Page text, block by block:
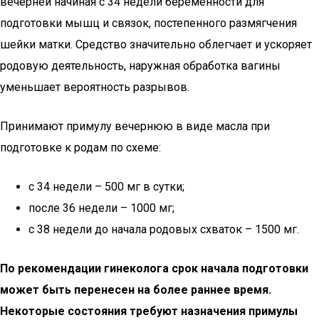
подготовки мышц и связок, постепенного размягчения
шейки матки. Средство значительно облегчает и ускоряет
родовую деятельность, наружная обработка вагины
уменьшает вероятность разрывов.
Принимают примулу вечернюю в виде масла при
подготовке к родам по схеме:
с 34 недели – 500 мг в сутки;
после 36 недели – 1000 мг;
с 38 недели до начала родовых схваток – 1500 мг.
По рекомендации гинеколога срок начала подготовки
может быть перенесен на более раннее время.
Некоторые состояния требуют назначения примулы